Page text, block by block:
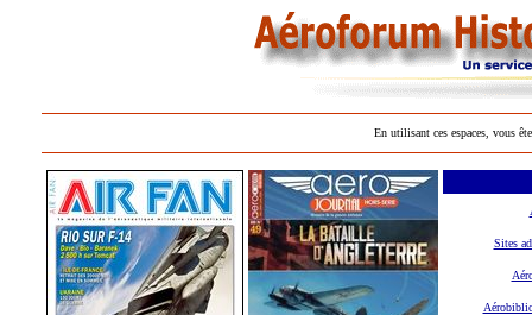
En utilisant ces espaces, vous
Sites